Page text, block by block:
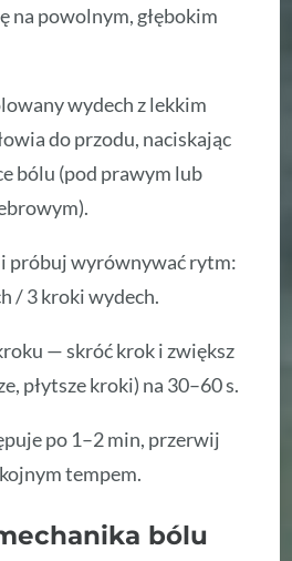
na powolnym, głębokim
wydech z lekkim
do przodu, naciskając
bólu (pod prawym lub
i próbuj wyrównywać rytm:
/ 3 kroki wydech.
— skróć krok i zwiększ
płytsze kroki) na 30–60 s.
po 1–2 min, przerwij
tempem.
bólu